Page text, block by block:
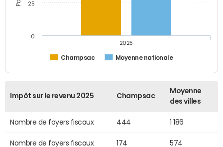
Champsac Moyenne nationale
2025
0
25
Impôt sur le revenu 2025 Champsac
Moyenne
des villes
Nombre de foyers fiscaux 444 1 186
Nombre de foyers fiscaux
174 574